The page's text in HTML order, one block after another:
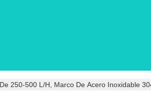
250-500 L/H, Marco De Acero Inoxidable